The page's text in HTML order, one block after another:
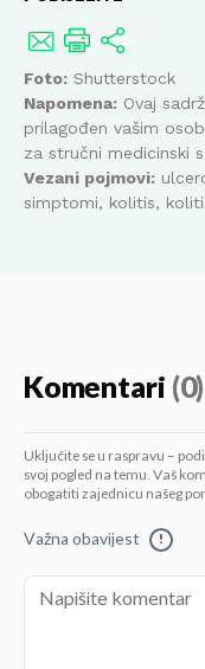
Foto: Shutterstock
Napomena: Ovaj
prilagođen vašim
za stručni medicinski
Vezani pojmovi:
simptomi, kolitis,
Komentari (0)
Uključite se u raspravu –
svoj pogled na temu. Vaš
obogatiti zajednicu našeg
Važna obavijest !